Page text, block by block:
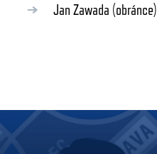
Jan Zawada (obránce)